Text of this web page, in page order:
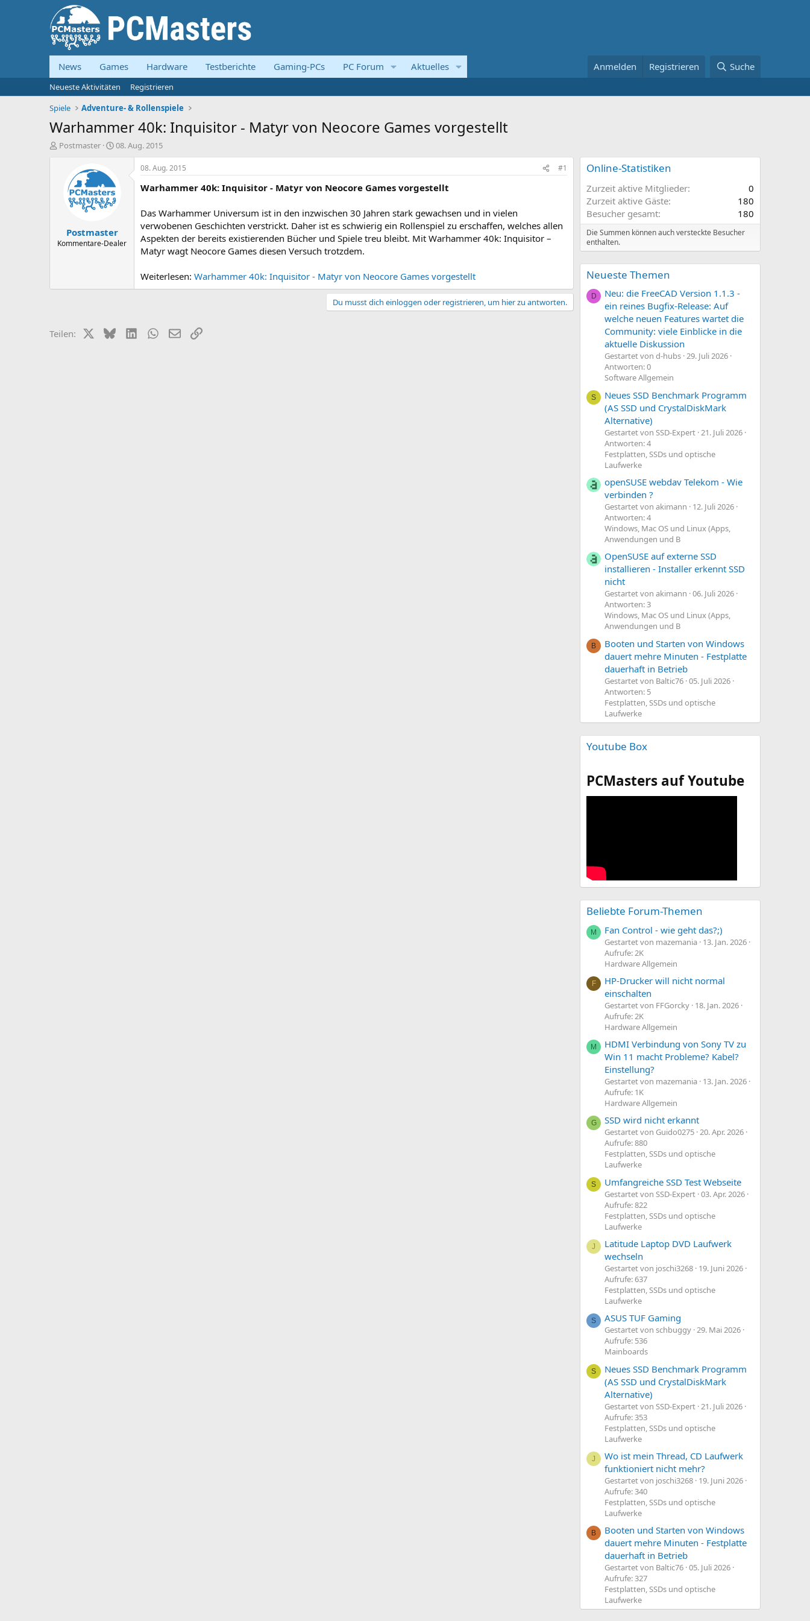
News Games Hardware Testberichte Gaming-PCs PC Forum Aktuelles Anmelden Registrieren Suche
Neueste Aktivitäten
Registrieren
Spiele
Adventure- & Rollenspiele
Warhammer 40k: Inquisitor - Matyr von Neocore Games vorgestellt
E
Postmaster
E
e
l
a
m
08. Aug. 2015
Postmaster
Kommentare-Dealer
08. Aug. 2015 #1
Warhammer 40k: Inquisitor - Matyr von Neocore Games vorgestellt
Das Warhammer Universum ist in den inzwischen 30 Jahren stark gewachsen und in vielen
verwobenen Geschichten verstrickt. Daher ist es schwierig ein Rollenspiel zu erschaffen, welches allen
Aspekten der bereits existierenden Bücher und Spiele treu bleibt. Mit Warhammer 40k: Inquisitor –
Matyr wagt Neocore Games diesen Versuch trotzdem.
Weiterlesen: Warhammer 40k: Inquisitor - Matyr von Neocore Games vorgestellt
Du musst dich einloggen oder registrieren, um hier zu antworten.
Teilen: X (Twitter)
BlueskyLinkedInWhatsApp
E-MailLink
Online-Statistiken
Zurzeit aktive Mitglieder
0
Zurzeit aktive Gäste
180
Besucher gesamt
180
Die Summen können auch versteckte Besucher
enthalten.
Neueste Themen
D
Neu: die FreeCAD Version 1.1.3 -
ein reines Bugfix-Release: Auf
welche neuen Features wartet die
Community: viele Einblicke in die
aktuelle Diskussion
Gestartet von d-hubs 29. Juli 2026
Antworten: 0
Software Allgemein
S
Neues SSD Benchmark Programm
(AS SSD und CrystalDiskMark
Alternative)
Gestartet von SSD-Expert 21. Juli 2026
Antworten: 4
Festplatten, SSDs und optische
Laufwerke
openSUSE webdav Telekom - Wie
verbinden ?
Gestartet von akimann
12. Juli 2026
Antworten: 4
Windows, Mac OS und Linux (Apps,
Anwendungen und B
OpenSUSE auf externe SSD
installieren - Installer erkennt SSD
nicht
Gestartet von akimann 06. Juli 2026
Antworten: 3
Windows, Mac OS und Linux (Apps,
Anwendungen und B
B
Booten und Starten von Windows
dauert mehre Minuten - Festplatte
dauerhaft in Betrieb
Gestartet von Baltic76 05. Juli 2026
Antworten: 5
Festplatten, SSDs und optische
Laufwerke
Youtube Box
PCMasters auf Youtube
Beliebte Forum-Themen
M Fan Control - wie geht das?;)
Gestartet von mazemania 13. Jan. 2026
Aufrufe: 2K
Hardware Allgemein
F
HP-Drucker will nicht normal
einschalten
Gestartet von FFGorcky 18. Jan. 2026
Aufrufe: 2K
Hardware Allgemein
M
HDMI Verbindung von Sony TV zu
Win 11 macht Probleme? Kabel?
Einstellung?
Gestartet von mazemania 13. Jan. 2026
Aufrufe: 1K
Hardware Allgemein
G SSD wird nicht erkannt
Gestartet von Guido0275 20. Apr. 2026
Aufrufe: 880
Festplatten, SSDs und optische
Laufwerke
S Umfangreiche SSD Test Webseite
Gestartet von SSD-Expert 03. Apr. 2026
Aufrufe: 822
Festplatten, SSDs und optische
Laufwerke
J
Latitude Laptop DVD Laufwerk
wechseln
Gestartet von joschi3268 19. Juni 2026
Aufrufe: 637
Festplatten, SSDs und optische
Laufwerke
S ASUS TUF Gaming
Gestartet von schbuggy 29. Mai 2026
Aufrufe: 536
Mainboards
S
Neues SSD Benchmark Programm
(AS SSD und CrystalDiskMark
Alternative)
Gestartet von SSD-Expert 21. Juli 2026
Aufrufe: 353
Festplatten, SSDs und optische
Laufwerke
J
Wo ist mein Thread, CD Laufwerk
funktioniert nicht mehr?
Gestartet von joschi3268 19. Juni 2026
Aufrufe: 340
Festplatten, SSDs und optische
Laufwerke
B
Booten und Starten von Windows
dauert mehre Minuten - Festplatte
dauerhaft in Betrieb
Gestartet von Baltic76 05. Juli 2026
Aufrufe: 327
Festplatten, SSDs und optische
Laufwerke